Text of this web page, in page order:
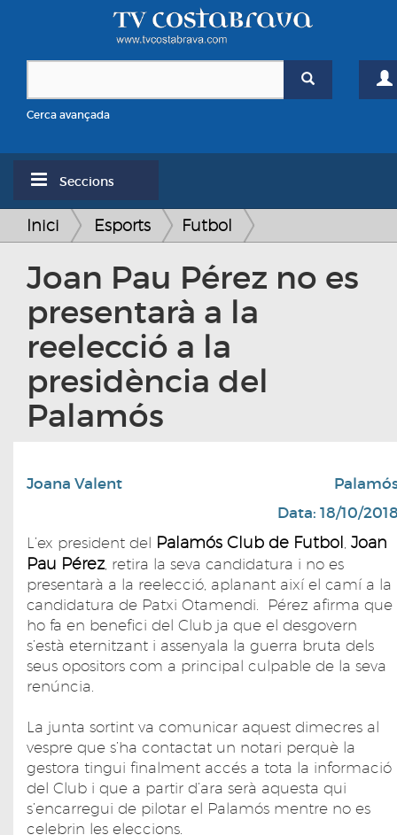
Cerca avançada
Seccions
Inici Esports Futbol
Joan Pau Pérez no es
presentarà a la
reelecció a la
presidència del
Palamós
Joana Valent
Data: 18/10/
L’ex president del Palamós Club de Futbol , Joan
Pau Pérez, retira la seva candidatura i no es
presentarà a la reelecció, aplanant així el camí a la
candidatura de Patxi Otamendi. Pérez afirma que
ho fa en benefici del Club ja que el desgovern
s’està eternitzant i assenyala la guerra bruta dels
seus opositors com a principal culpable de la seva
renúncia.
La junta sortint va comunicar aquest dimecres al
vespre que s’ha contactat un notari perquè la
gestora tingui finalment accés a tota la informació
del Club i que a partir d’ara serà aquesta qui
s’encarregui de pilotar el Palamós mentre no es
celebrin les eleccions.